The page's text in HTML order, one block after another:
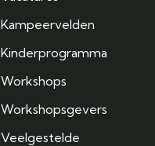
Kampeervelden
Kinderprogramma
Workshops
Workshopsgevers
Veelgestelde